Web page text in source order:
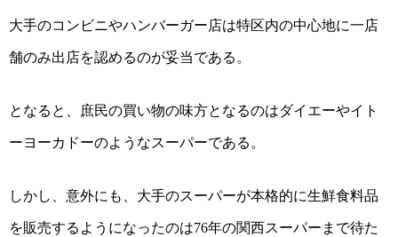
大手のコンビニやハンバーガー店は特区内の中心地に一店
舗のみ出店を認めるのが妥当である。
となると、庶民の買い物の味方となるのはダイエーやイト
ーヨーカドーのようなスーパーである。
しかし、意外にも、大手のスーパーが本格的に生鮮食料品
を販売するようになったのは76年の関西スーパーまで待た